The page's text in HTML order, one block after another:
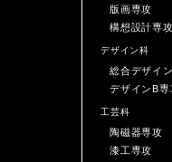
版画専攻
構想設計専
デザイン科
総合デザイ
デザインB専
工芸科
陶磁器専攻
漆工専攻